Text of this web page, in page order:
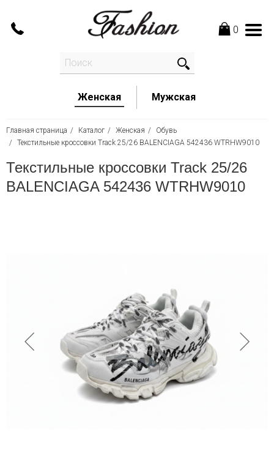
Женская Мужская
0
Главная страница Каталог Женская
Обувь
Текстильные кроссовки Track 25/26 BALENCIAGA 542436 WTRHW9010
Текстильные кроссовки Track 25/26
BALENCIAGA 542436 WTRHW9010